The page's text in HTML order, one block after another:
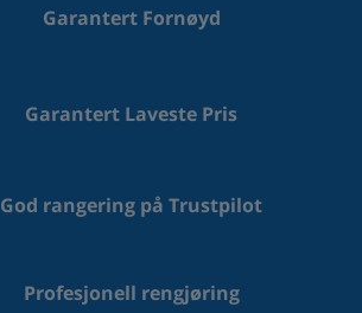
Garantert Fornøyd
Garantert Laveste Pris
God rangering på Trustpilot
Profesjonell rengjøring